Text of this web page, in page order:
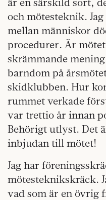
och mötesteknik.
mellan människor
procedurer. Är
skrämmande
barndom på
skidklubben. Hur
rummet verkade
var trettio år innan
Behörigt utlyst. Det
inbjudan till mötet!
Jag har
mötesteknikskräck.
vad som är en övrig